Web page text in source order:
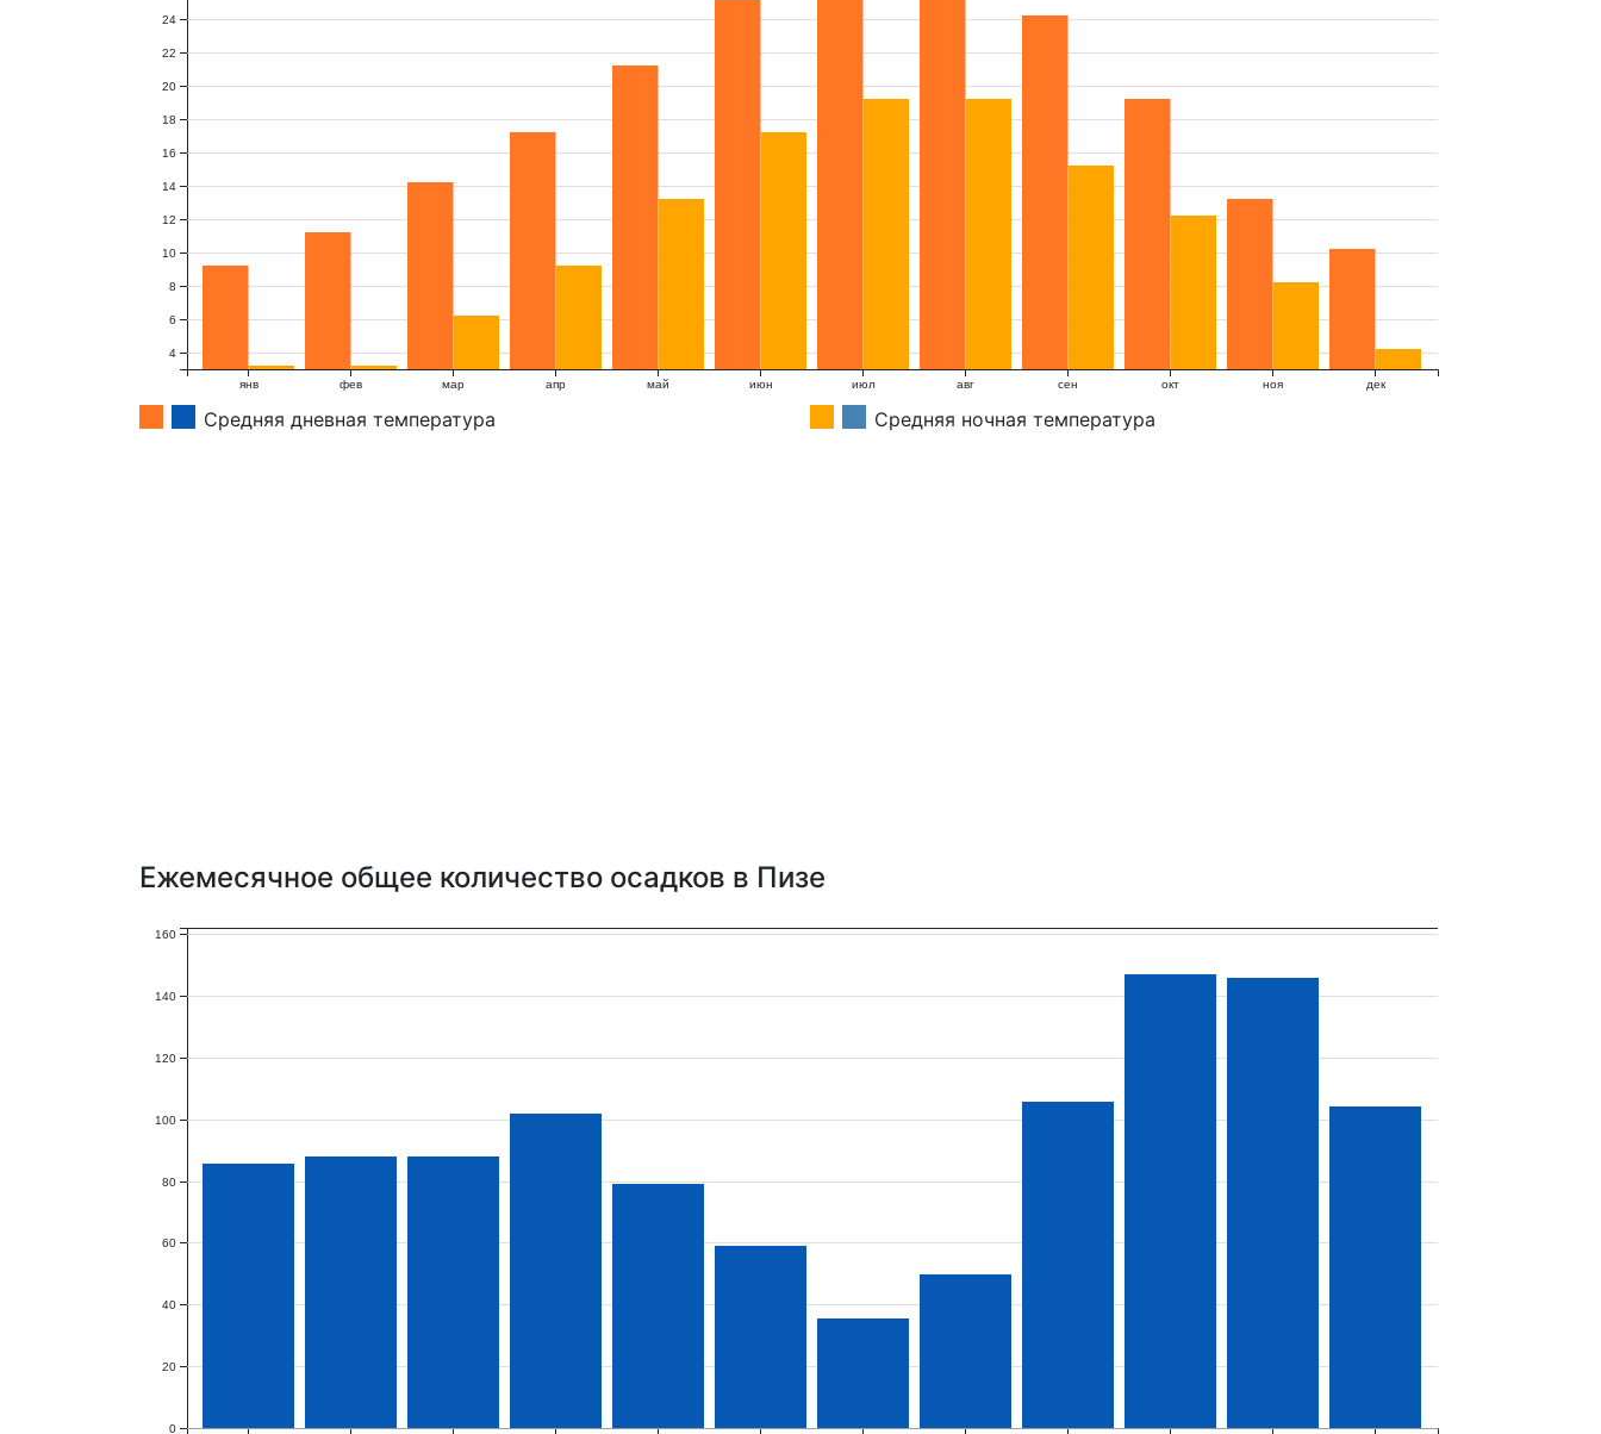
янв фев мар апр май июн июл авг сен окт ноя дек
4
6
8
10
12
14
16
18
20
22
24
Средняя дневная температура Средняя ночная температура
Ежемесячное общее количество осадков в Пизе
0
20
40
60
80
100
120
140
160